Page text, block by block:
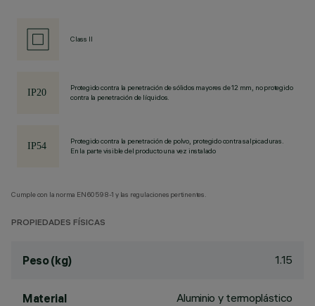
Class II
Protegido contra la penetración de sólidos mayores de 12 mm, no protegido
contra la penetración de líquidos.
Protegido contra la penetración de polvo, protegido contra salpicaduras.
En la parte visible del producto una vez instalado
Cumple con la norma EN60598-1 y las regulaciones pertinentes.
PROPIEDADES FÍSICAS
Peso (kg) 1.15
Material Aluminio y termoplástico